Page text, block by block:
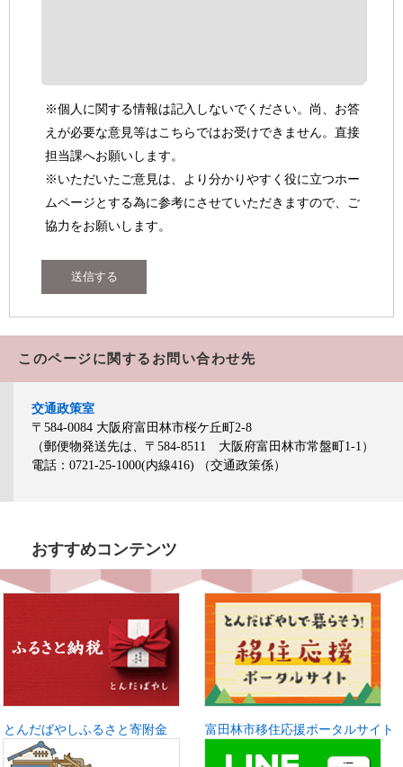
※個人に関する情報は記入しないでください。尚、お答
えが必要な意見等はこちらではお受けできません。直接
担当課へお願いします。
※いただいたご意見は、より分かりやすく役に立つホー
ムページとする為に参考にさせていただきますので、ご
協力をお願いします。
このページに関するお問い合わせ先
交通政策室
〒584-0084 大阪府富田林市桜ケ丘町2-8
（郵便物発送先は、〒584-8511 大阪府富田林市常盤町1-1）
電話：0721-25-1000(内線416)
（交通政策係）
おすすめコンテンツ
とんだばやしふるさと寄附金 富田林市移住応援ポータルサイト